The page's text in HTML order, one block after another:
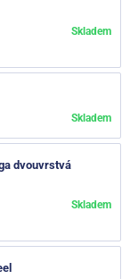
Skladem
Skladem
dvouvrstvá
Skladem